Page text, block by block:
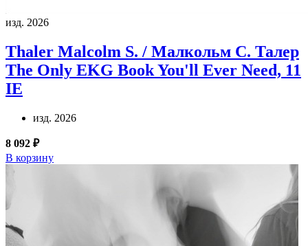
изд. 2026
Thaler Malcolm S. / Малкольм С. Талер
The Only EKG Book You'll Ever Need, 11
IE
изд. 2026
8 092 ₽
В корзину